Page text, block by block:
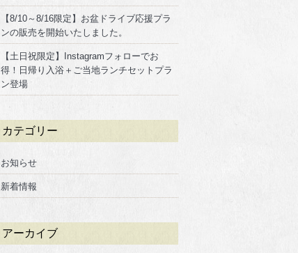
【8/10～8/16限定】お盆ドライブ応援プラ
ンの販売を開始いたしました。
【土日祝限定】Instagramフォローでお
得！日帰り入浴＋ご当地ランチセットプラ
ン登場
カテゴリー
お知らせ
新着情報
アーカイブ